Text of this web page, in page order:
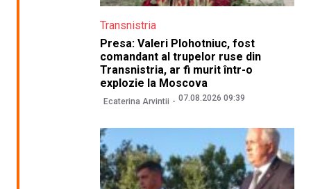
Transnistria
Presa: Valeri Plohotniuc, fost
comandant al trupelor ruse din
Transnistria, ar fi murit într-o
explozie la Moscova
Ecaterina Arvintii 07.08.2026 09:39